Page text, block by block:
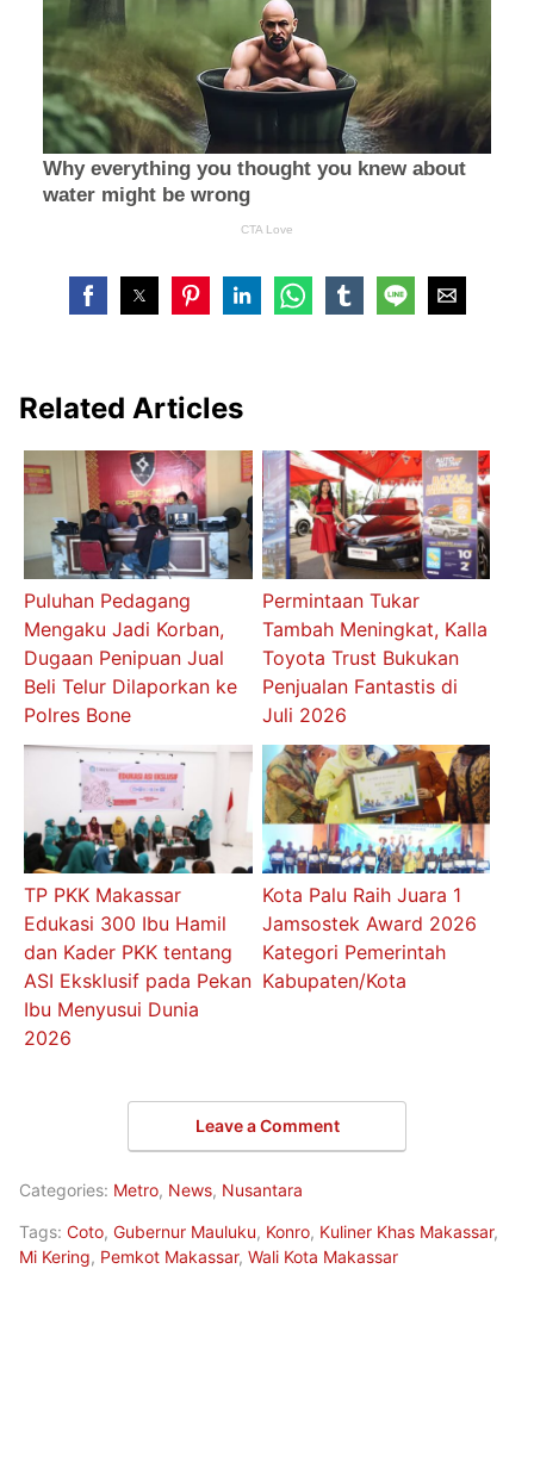
Related Articles
Puluhan Pedagang
Mengaku Jadi Korban,
Dugaan Penipuan Jual
Beli Telur Dilaporkan ke
Polres Bone
Permintaan Tukar
Tambah Meningkat, Kalla
Toyota Trust Bukukan
Penjualan Fantastis di
Juli 2026
TP PKK Makassar
Edukasi 300 Ibu Hamil
dan Kader PKK tentang
ASI Eksklusif pada Pekan
Ibu Menyusui Dunia
2026
Kota Palu Raih Juara 1
Jamsostek Award 2026
Kategori Pemerintah
Kabupaten/Kota
Leave a Comment
Categories: Metro, News, Nusantara
Tags: Coto, Gubernur Mauluku, Konro, Kuliner Khas Makassar,
Mi Kering, Pemkot Makassar, Wali Kota Makassar